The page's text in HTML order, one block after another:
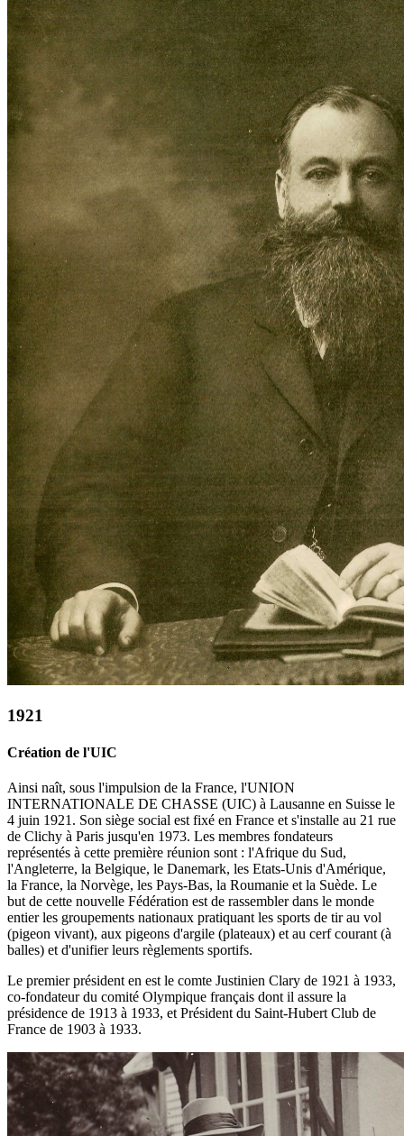
1921
Création de l'UIC
Ainsi naît, sous l'impulsion de la France, l'UNION
INTERNATIONALE DE CHASSE (UIC) à Lausanne en Suisse le
4 juin 1921. Son siège social est fixé en France et s'installe au 21 rue
de Clichy à Paris jusqu'en 1973. Les membres fondateurs
représentés à cette première réunion sont : l'Afrique du Sud,
l'Angleterre, la Belgique, le Danemark, les Etats-Unis d'Amérique,
la France, la Norvège, les Pays-Bas, la Roumanie et la Suède. Le
but de cette nouvelle Fédération est de rassembler dans le monde
entier les groupements nationaux pratiquant les sports de tir au vol
(pigeon vivant), aux pigeons d'argile (plateaux) et au cerf courant (à
balles) et d'unifier leurs règlements sportifs.
Le premier président en est le comte Justinien Clary de 1921 à 1933,
co-fondateur du comité Olympique français dont il assure la
présidence de 1913 à 1933, et Président du Saint-Hubert Club de
France de 1903 à 1933.